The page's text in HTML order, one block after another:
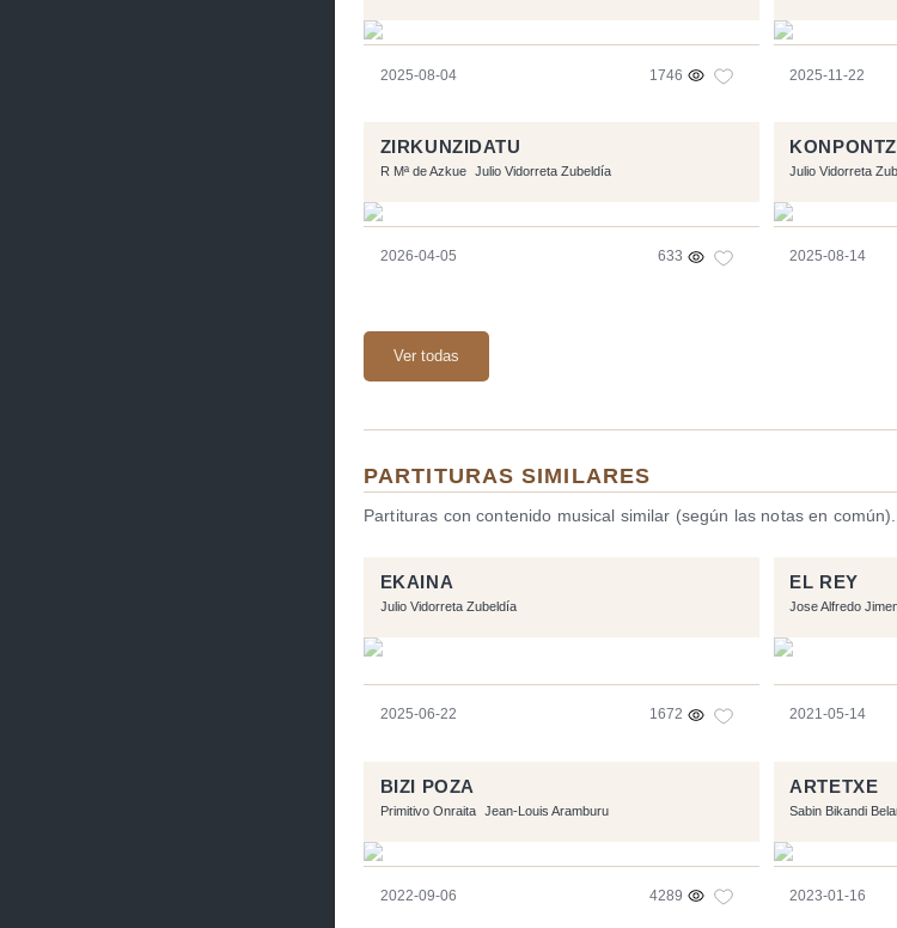
2025-08-04 1746 2025-11-22
ZIRKUNZIDATU
R Mª de Azkue Julio Vidorreta Zubeldía
2026-04-05 633
Julio Vidorreta
2025-08-14
Ver todas
PARTITURAS SIMILARES
Partituras con contenido musical similar (según las notas en común).
EKAINA
Julio Vidorreta Zubeldía
2025-06-22 1672
EL REY
Jose Alfredo
2021-05-14
BIZI POZA
Primitivo Onraita Jean-Louis Aramburu
2022-09-06 4289
ARTETXE
Sabin Bikandi
2023-01-16